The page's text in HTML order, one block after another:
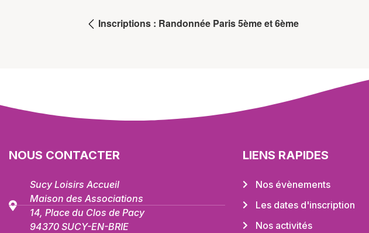
Inscriptions : Randonnée Paris 5ème et 6ème
NOUS CONTACTER
Sucy Loisirs Accueil
Maison des Associations
14, Place du Clos de Pacy
94370 SUCY-EN-BRIE
LIENS RAPIDES
Nos évènements
Les dates d'inscription
Nos activités